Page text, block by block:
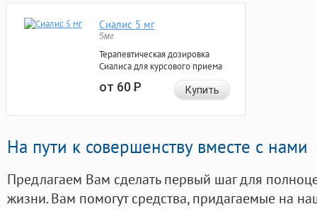
Сиалис 5 мг
5мг
Терапевтическая дозировка
Сиалиса для курсового приема
от 60Р Купить
На пути к совершенству вместе с нами
Предлагаем Вам сделать первый шаг для
жизни. Вам помогут средства, придагаемые на